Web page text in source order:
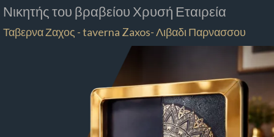
Νικητής του βραβείου Χρυσή Εταιρεία
Ταβερνα Ζαχος - taverna Zaxos- Λιβαδι Παρνασσου